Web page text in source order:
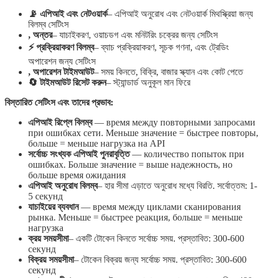
📡 এপিআই এবং নেটওয়ার্ক– এপিআই অনুরোধ এবং নেটওয়ার্ক মিথস্ক্রিয়া জন্য
বিলম্ব সেটিংস
, অন্তর– যাচাইকরণ, ওয়াচডগ এবং মনিটরিং চক্রের জন্য সেটিংস
⚡ প্রক্রিয়াকরণ বিলম্ব– ব্যাচ প্রক্রিয়াকরণ, সূচক গণনা, এবং ট্রেডিং
অপারেশন জন্য সেটিংস
,️ অপারেশন টাইমআউট– সময় কিনতে, বিক্রি, বাজার স্ক্যান এবং কোট পেতে
🔄 টাইমআউট রিসেট করুন– স্ট্যান্ডার্ড অনুকূল মান ফিরে
বিস্তারিত সেটিংস এবং তাদের প্রভাব:
এপিআই রিপ্লে বিলম্ব— время между повторными запросами
при ошибках сети. Меньше значение = быстрее повторы,
больше = меньше нагрузка на API
সর্বোচ্চ সংখ্যক এপিআই পুনরাবৃত্তি— количество попыток при
ошибках. Больше значение = выше надежность, но
больше время ожидания
এপিআই অনুরোধ বিলম্ব– হার সীমা এড়াতে অনুরোধ মধ্যে বিরতি. সর্বোত্তম: 1-
5 секунд
যাচাইয়ের ব্যবধান— время между циклами сканирования
рынка. Меньше = быстрее реакция, больше = меньше
нагрузка
ক্রয় সময়সীমা– একটি টোকেন কিনতে সর্বোচ্চ সময়. প্রস্তাবিত: 300-600
секунд
বিক্রয় সময়সীমা– টোকেন বিক্রয় জন্য সর্বোচ্চ সময়. প্রস্তাবিত: 300-600
секунд